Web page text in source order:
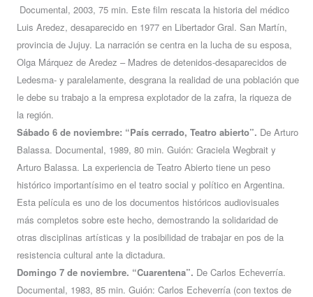
Documental, 2003, 75 min. Este film rescata la historia del médico
Luis Aredez, desaparecido en 1977 en Libertador Gral. San Martín,
provincia de Jujuy. La narración se centra en la lucha de su esposa,
Olga Márquez de Aredez – Madres de detenidos-desaparecidos de
Ledesma- y paralelamente, desgrana la realidad de una población que
le debe su trabajo a la empresa explotador de la zafra, la riqueza de
la región.
Sábado 6 de noviembre: “País cerrado, Teatro abierto”. De Arturo
Balassa. Documental, 1989, 80 min. Guión: Graciela Wegbrait y
Arturo Balassa. La experiencia de Teatro Abierto tiene un peso
histórico importantísimo en el teatro social y político en Argentina.
Esta película es uno de los documentos históricos audiovisuales
más completos sobre este hecho, demostrando la solidaridad de
otras disciplinas artísticas y la posibilidad de trabajar en pos de la
resistencia cultural ante la dictadura.
Domingo 7 de noviembre. “Cuarentena”. De Carlos Echeverría.
Documental, 1983, 85 min. Guión: Carlos Echeverría (con textos de